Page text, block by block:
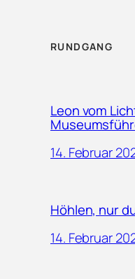
RUNDGANG
Leon vom
14. Februar
Höhlen, nur
14. Februar